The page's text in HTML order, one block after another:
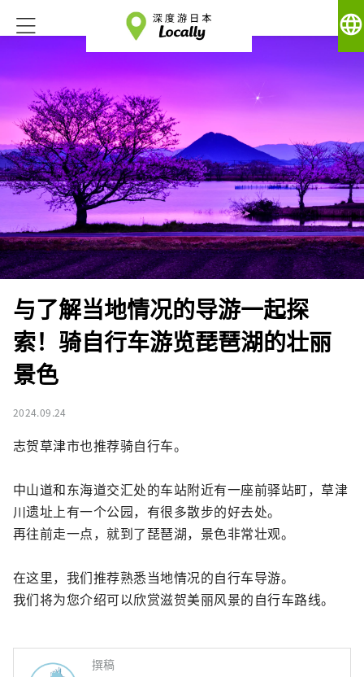
language
与了解当地情况的导游一起探
索！骑自行车游览琵琶湖的壮丽
景色
2024.09.24
志贺草津市也推荐骑自行车。
中山道和东海道交汇处的车站附近有一座前驿站町，草津
川遗址上有一个公园，有很多散步的好去处。
再往前走一点，就到了琵琶湖，景色非常壮观。
在这里，我们推荐熟悉当地情况的自行车导游。
我们将为您介绍可以欣赏滋​​贺美丽风景的自行车路线。
撰稿